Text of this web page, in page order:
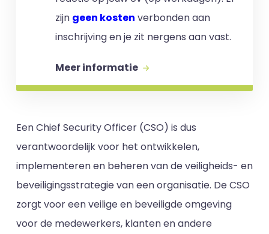
zijn geen kosten verbonden aan
inschrijving en je zit nergens aan vast.
Meer informatie
Een Chief Security Officer (CSO) is dus
verantwoordelijk voor het ontwikkelen,
implementeren en beheren van de veiligheids- en
beveiligingsstrategie van een organisatie. De CSO
zorgt voor een veilige en beveiligde omgeving
voor de medewerkers, klanten en andere